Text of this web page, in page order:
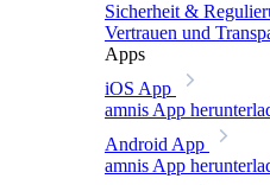
Sicherheit &
Vertrauen und
Apps
iOS App
amnis App
Android App
amnis App